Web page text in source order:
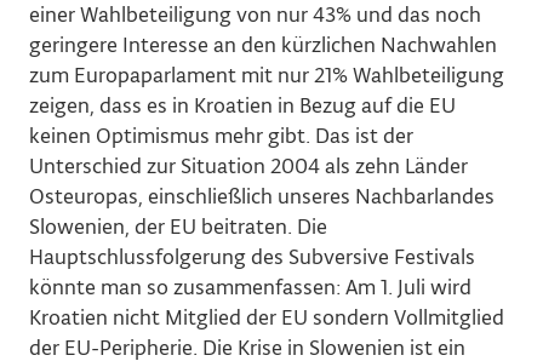
einer Wahlbeteiligung von nur 43% und das noch
geringere Interesse an den kürzlichen Nachwahlen
zum Europaparlament mit nur 21% Wahlbeteiligung
zeigen, dass es in Kroatien in Bezug auf die EU
keinen Optimismus mehr gibt. Das ist der
Unterschied zur Situation 2004 als zehn Länder
Osteuropas, einschließlich unseres Nachbarlandes
Slowenien, der EU beitraten. Die
Hauptschlussfolgerung des Subversive Festivals
könnte man so zusammenfassen: Am 1. Juli wird
Kroatien nicht Mitglied der EU sondern Vollmitglied
der EU-Peripherie. Die Krise in Slowenien ist ein